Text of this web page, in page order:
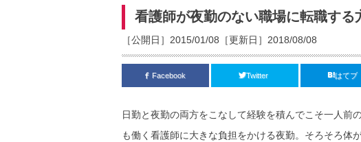
看護師が夜勤のない職場に転職する
［公開日］2015/01/08［更新日］2018/08/08
Facebook Twitter はてブ
日勤と夜勤の両方をこなして経験を積んでこそ一人前
も働く看護師に大きな負担をかける夜勤。そろそろ体